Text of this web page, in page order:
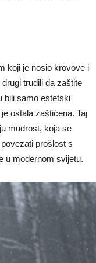
koji je nosio krovove i
trudili da zaštite
bili samo estetski
ostala zaštićena. Taj
mudrost, koja se
prošlost s
u modernom svijetu.